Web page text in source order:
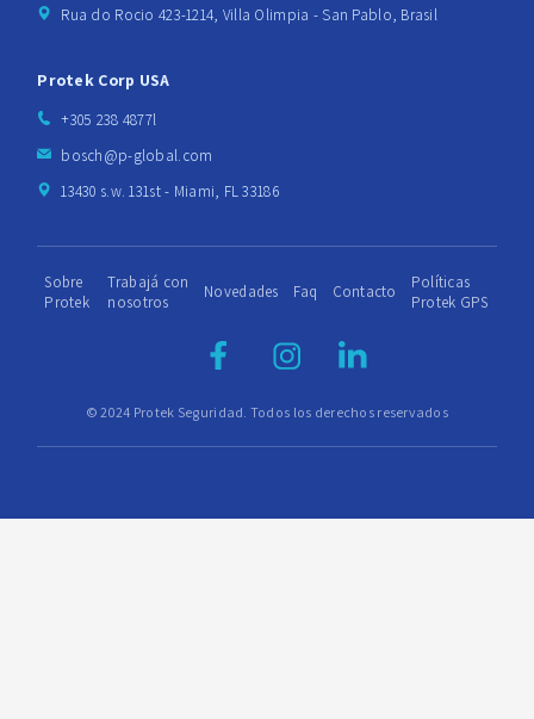
Rua do Rocio 423-1214, Villa Olimpia - San Pablo, Brasil
Protek Corp USA
+305 238 4877l
bosch@p-global.com
13430 s.w. 131st - Miami, FL 33186
© 2024 Protek Seguridad. Todos los derechos reservados
Sobre
Protek
Trabajá con
nosotros
Novedades Faq Contacto
Políticas
Protek GPS